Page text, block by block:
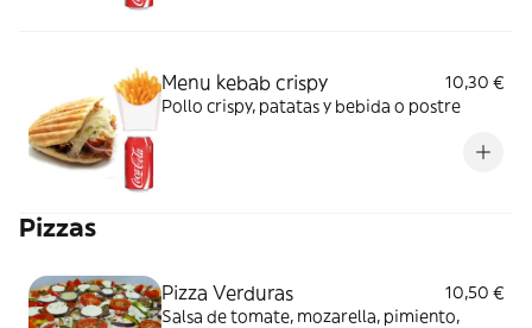
Menu kebab crispy
10,30 €
Pollo crispy, patatas y bebida o postre
Pizzas
Pizza Verduras
10,50 €
Salsa de tomate, mozarella, pimiento,